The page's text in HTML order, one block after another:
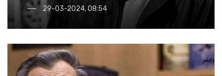
29-03-2024, 08:54